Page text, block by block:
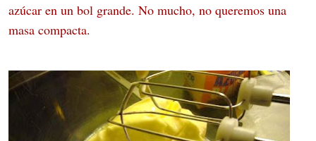
azúcar en un bol grande. No mucho, no queremos una
masa compacta.